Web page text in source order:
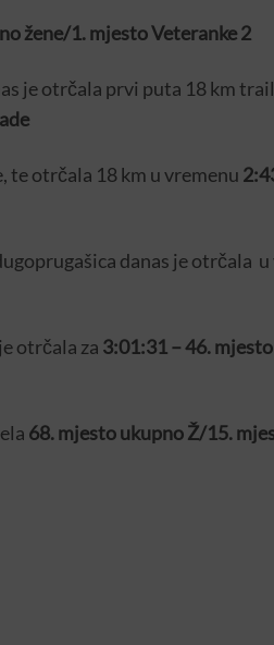
žene/1. mjesto Veteranke 2
je otrčala prvi puta 18 km
te otrčala 18 km u vremenu
danas je otrčala
otrčala za 3:01:31– 46.
68. mjesto ukupno Ž/15.